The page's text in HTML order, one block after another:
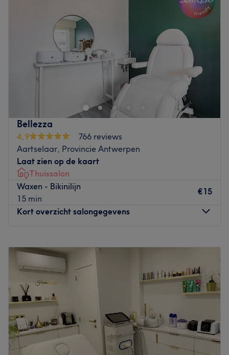
–20:00
17:00
Zaterdag
10:00–13:00
Gesloten
Wil je jezelf compleet in de watten laten leggen? Breng
dan een bezoek aan beautysalon Pure’Loo aan de
Provinciale Steenweg in Schelle. Bij dit salon kun je
terecht voor huidverbetering, lichaamsbehandelingen,
gezichtsbehandelingen, massages, manicure, pedicure
en veel arrangementen. Je kunt je hier van top tot teen
onder handen laten nemen. Het team is zeer
gespecialiseerd in alle behandelingen en werkt met
producten van topkwaliteit. Zo zorgen zij ervoor dat jij
het salon stralend en ontspannen zult verlaten. Een
behandeling bij Pure’Loo voelt echt als een dagje uit.
Bellezza
4,9
766 reviews
Aartselaar, Provincie Antwerpen
Laat zien op de kaart
Thuissalon
Waxen - Bikinilijn
15 min
€15
Kort overzicht salongegevens
Dinsdag
Woensdag
20:00
Donderdag
09:00–20:00
Vrijdag
18:00
Zaterdag
Zondag
Gesloten
Bij Bellezza in Aartselaar kun je terecht voor diverse
beautybehandelingen. Eigenaresse Joke biedt sugaring of